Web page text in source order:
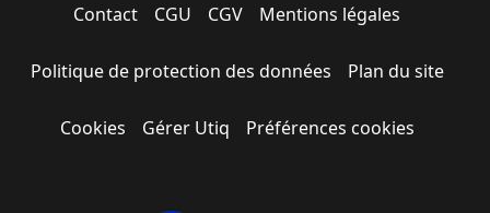
Contact CGU CGV Mentions légales
Politique de protection des données Plan du site
Cookies Gérer Utiq Préférences cookies